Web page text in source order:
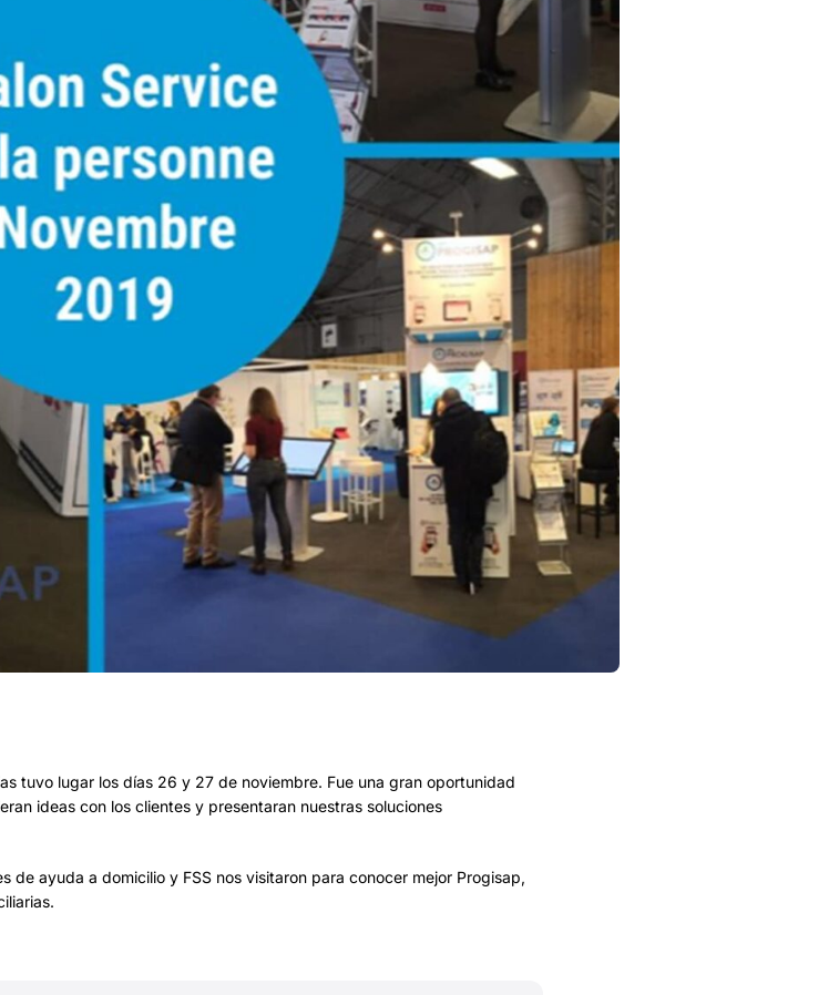
tuvo lugar los días 26 y 27 de noviembre. Fue una gran oportunidad
ideas con los clientes y presentaran nuestras soluciones
de ayuda a domicilio y FSS nos visitaron para conocer mejor Progisap,